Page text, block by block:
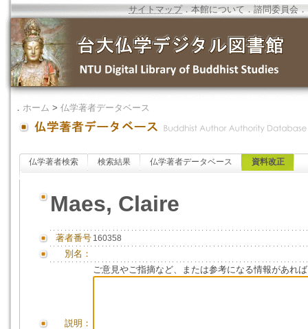
サイトマップ．本館について ．諮問委員会 ．
． ホーム > 仏学著者データベース
仏学著者検索 検索結果 仏学著者データベース 資料改正
Maes, Claire
著者番号 160358
別名：
説明：
ご意見やご指摘など、または参考になる情報があれ